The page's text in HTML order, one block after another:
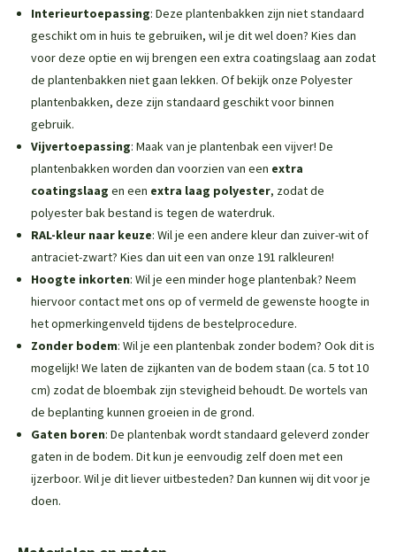
Interieurtoepassing: Deze plantenbakken zijn niet standaard
geschikt om in huis te gebruiken, wil je dit wel doen? Kies dan
voor deze optie en wij brengen een extra coatingslaag aan zodat
de plantenbakken niet gaan lekken. Of bekijk onze Polyester
plantenbakken, deze zijn standaard geschikt voor binnen
gebruik.
Vijvertoepassing: Maak van je plantenbak een vijver! De
plantenbakken worden dan voorzien van een extra
coatingslaag en een extra laag polyester, zodat de
polyester bak bestand is tegen de waterdruk.
RAL-kleur naar keuze: Wil je een andere kleur dan zuiver-wit of
antraciet-zwart? Kies dan uit een van onze 191 ralkleuren!
Hoogte inkorten: Wil je een minder hoge plantenbak? Neem
hiervoor contact met ons op of vermeld de gewenste hoogte in
het opmerkingenveld tijdens de bestelprocedure.
Zonder bodem: Wil je een plantenbak zonder bodem? Ook dit is
mogelijk! We laten de zijkanten van de bodem staan (ca. 5 tot 10
cm) zodat de bloembak zijn stevigheid behoudt. De wortels van
de beplanting kunnen groeien in de grond.
Gaten boren: De plantenbak wordt standaard geleverd zonder
gaten in de bodem. Dit kun je eenvoudig zelf doen met een
ijzerboor. Wil je dit liever uitbesteden? Dan kunnen wij dit voor je
doen.